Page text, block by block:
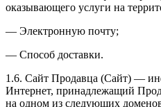
оказывающего услуги на
— Электронную почту;
— Способ доставки.
1.6. Сайт Продавца (Сайт) —
Интернет, принадлежащий
на одном из следующих